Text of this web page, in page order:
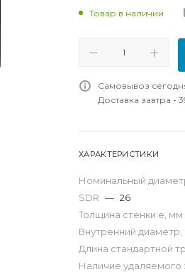
Товар в наличии
Самовывоз
Доставка завтра -
ХАРАКТЕРИСТИКИ
Номинальный
SDR — 26
Толщина стенки e, мм
Внутренний
Длина стандартной
Наличие удаляемого